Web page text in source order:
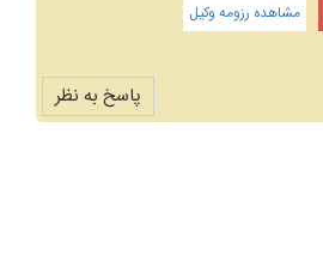
مشاهده رزومه وکیل
پاسخ به نظر